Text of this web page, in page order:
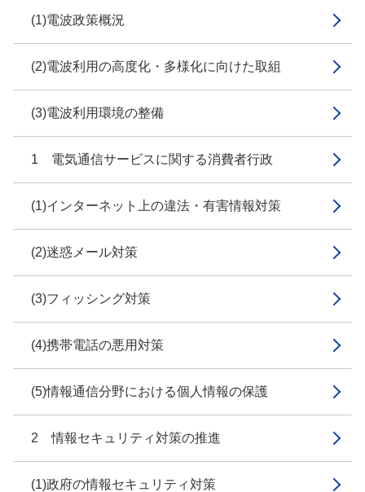
(1)電波政策概況
(2)電波利用の高度化・多様化に向けた取組
(3)電波利用環境の整備
1 電気通信サービスに関する消費者行政
(1)インターネット上の違法・有害情報対策
(2)迷惑メール対策
(3)フィッシング対策
(4)携帯電話の悪用対策
(5)情報通信分野における個人情報の保護
2 情報セキュリティ対策の推進
(1)政府の情報セキュリティ対策